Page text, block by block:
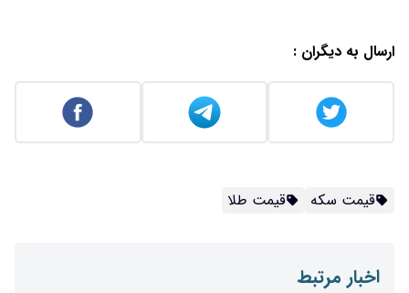
ارسال به دیگران :
قیمت سکه قیمت طلا
اخبار مرتبط